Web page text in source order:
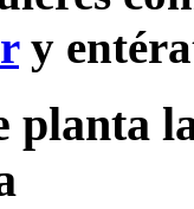
y
planta